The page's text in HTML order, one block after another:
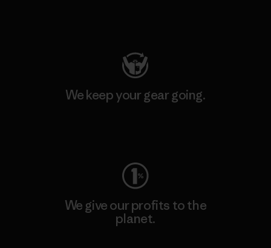
We keep your gear going.
We give our profits to the
planet.